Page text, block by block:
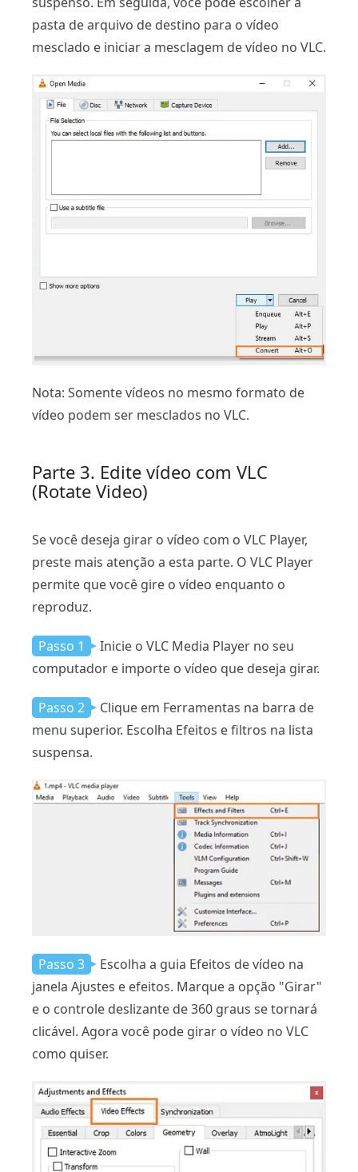
pasta de arquivo de destino para o vídeo
mesclado e iniciar a mesclagem de vídeo no VLC.
Nota: Somente vídeos no mesmo formato de
vídeo podem ser mesclados no VLC.
Parte 3. Edite vídeo com VLC
(Rotate Video)
Se você deseja girar o vídeo com o VLC Player,
preste mais atenção a esta parte. O VLC Player
permite que você gire o vídeo enquanto o
reproduz.
Passo 1
Inicie o VLC Media Player no seu
computador e importe o vídeo que deseja girar.
Passo 2
Clique em Ferramentas na barra de
menu superior. Escolha Efeitos e filtros na lista
suspensa.
Passo 3
Escolha a guia Efeitos de vídeo na
janela Ajustes e efeitos. Marque a opção "Girar"
e o controle deslizante de 360 ​​graus se tornará
clicável. Agora você pode girar o vídeo no VLC
como quiser.